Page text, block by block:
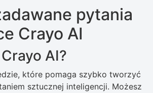
pytania
Crayo AI
AI?
które pomaga szybko tworzyć
sztucznej inteligencji. Możesz